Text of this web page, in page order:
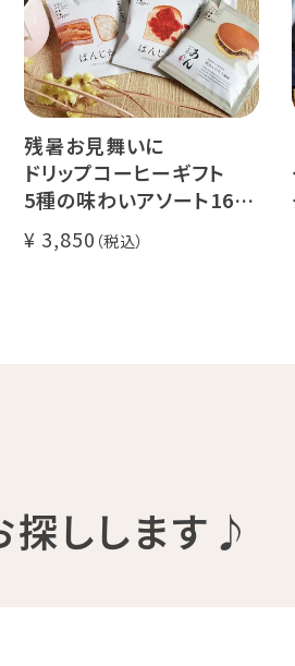
残暑お見舞いに
ドリップコーヒーギフト
5種の味わいアソート16杯
セット
送料無料
3,850
探しします♪